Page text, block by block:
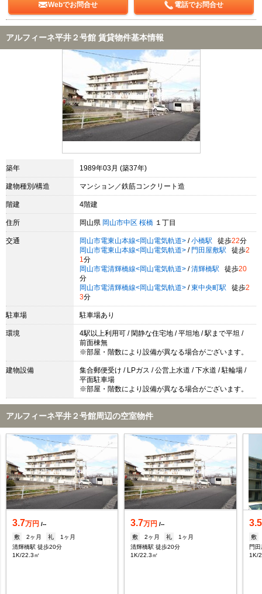
Webでお問合せ 電話でお問合せ
アルフィーネ平井２号館 賃貸物件基本情報
築年 1989年03月 (築37年)
建物種別/構造 マンション／鉄筋コンクリート造
階建 4階建
住所 岡山県 岡山市中区 桜橋 １丁目
交通 岡山市電東山本線<岡山電気軌道> / 小橋駅 徒歩22分
岡山市電東山本線<岡山電気軌道> / 門田屋敷駅 徒歩2
1 分
岡山市電清輝橋線<岡山電気軌道> / 清輝橋駅 徒歩20
分
岡山市電清輝橋線<岡山電気軌道> / 東中央町駅 徒歩2
3分
駐車場 駐車場あり
環境
4駅以上利用可 / 閑静な住宅地 / 平坦地 / 駅まで平坦 /
前面棟無
※部屋・階数により設備が異なる場合がございます。
建物設備
集合郵便受け / LPガス / 公営上水道 / 下水道 / 駐輪場 /
平面駐車場
※部屋・階数により設備が異なる場合がございます。
アルフィーネ平井２号館周辺の空室物件
3.7万円 /--
敷
2ヶ月 礼
1ヶ月
清輝橋駅 徒歩20分
1K/22.3㎡
3.7万円 /--
敷
2ヶ月 礼
1ヶ月
清輝橋駅 徒歩20分
1K/22.3㎡
3.5
敷
門
1K/